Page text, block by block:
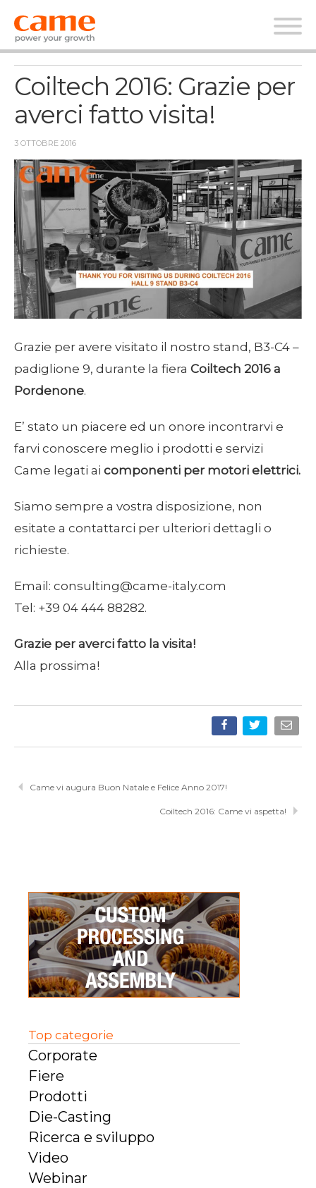
News
Coiltech 2016: Grazie per
averci fatto visita!
3 OTTOBRE 2016
Grazie per avere visitato il nostro stand, B3-C4 –
padiglione 9, durante la fiera Coiltech 2016 a
Pordenone.
E’ stato un piacere ed un onore incontrarvi e
farvi conoscere meglio i prodotti e servizi
Came legati ai componenti per motori elettrici.
Siamo sempre a vostra disposizione, non
esitate a contattarci per ulteriori dettagli o
richieste.
Email: consulting@came-italy.com
Tel: +39 04 444 88282.
Grazie per averci fatto la visita!
Alla prossima!
Came vi augura Buon Natale e Felice Anno 2017!
Coiltech 2016: Came vi aspetta!
Top categorie
Corporate
Fiere
Prodotti
Die-Casting
Ricerca e sviluppo
Video
Webinar